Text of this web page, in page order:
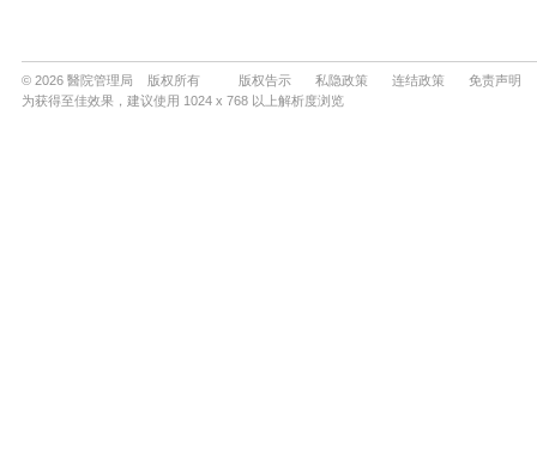
© 2026 醫院管理局 版权所有 版权告示 私隐政策 连结政策
免责声明
为获得至佳效果，建议使用 1024 x 768 以上解析度浏览